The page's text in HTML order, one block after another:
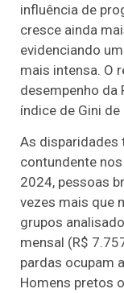
influência de
cresce ainda
evidenciando
mais intensa. O
desempenho da
índice de Gini
As disparidades
contundente
2024, pessoas
vezes mais que
grupos
mensal (R$
pardas ocupam
Homens pretos